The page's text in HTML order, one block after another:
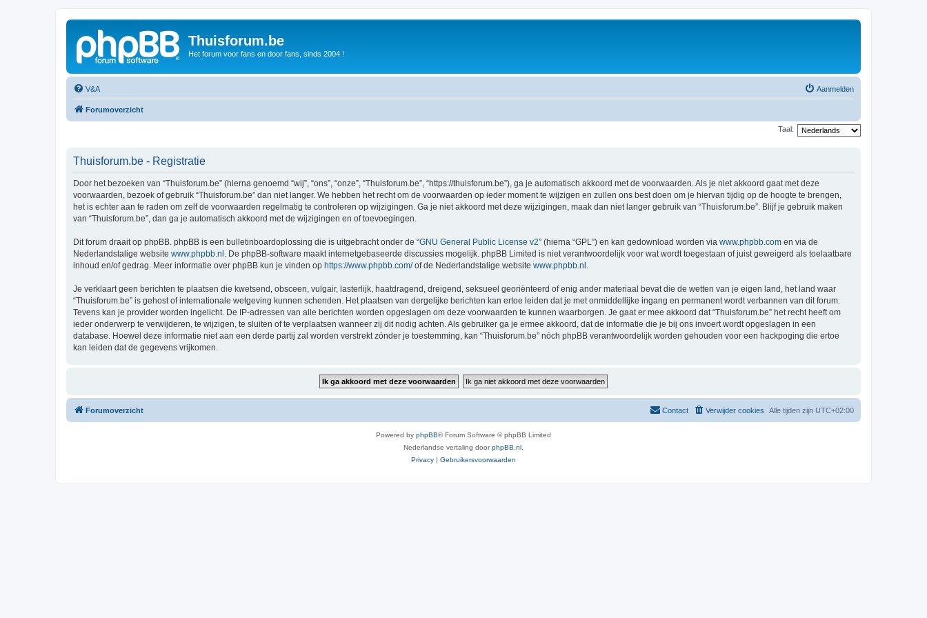
Thuisforum.be
Het forum voor fans en door fans, sinds 2004 !
V&A Aanmelden
Forumoverzicht
Taal:
Thuisforum.be - Registratie
Door het bezoeken van “Thuisforum.be” (hierna genoemd “wij”, “ons”, “onze”, “Thuisforum.be”, “https://thuisforum.be”), ga je automatisch akkoord met de voorwaarden. Als je niet akkoord gaat met deze
voorwaarden, bezoek of gebruik “Thuisforum.be” dan niet langer. We hebben het recht om de voorwaarden op ieder moment te wijzigen en zullen ons best doen om je hiervan tijdig op de hoogte te brengen,
het is echter aan te raden om zelf de voorwaarden regelmatig te controleren op wijzigingen. Ga je niet akkoord met deze wijzigingen, maak dan niet langer gebruik van “Thuisforum.be”. Blijf je gebruik maken
van “Thuisforum.be”, dan ga je automatisch akkoord met de wijzigingen en of toevoegingen.
Dit forum draait op phpBB. phpBB is een bulletinboardoplossing die is uitgebracht onder de “GNU General Public License v2” (hierna “GPL”) en kan gedownload worden via www.phpbb.com en via de
Nederlandstalige website www.phpbb.nl . De phpBB-software maakt internetgebaseerde discussies mogelijk. phpBB Limited is niet verantwoordelijk voor wat wordt toegestaan of juist geweigerd als toelaatbare
inhoud en/of gedrag. Meer informatie over phpBB kun je vinden op https://www.phpbb.com/of de Nederlandstalige website www.phpbb.nl .
Je verklaart geen berichten te plaatsen die kwetsend, obsceen, vulgair, lasterlijk, haatdragend, dreigend, seksueel georiënteerd of enig ander materiaal bevat die de wetten van je eigen land, het land waar
“Thuisforum.be” is gehost of internationale wetgeving kunnen schenden. Het plaatsen van dergelijke berichten kan ertoe leiden dat je met onmiddellijke ingang en permanent wordt verbannen van dit forum.
Tevens kan je provider worden ingelicht. De IP-adressen van alle berichten worden opgeslagen om deze voorwaarden te kunnen waarborgen. Je gaat er mee akkoord dat “Thuisforum.be” het recht heeft om
ieder onderwerp te verwijderen, te wijzigen, te sluiten of te verplaatsen wanneer zij dit nodig achten. Als gebruiker ga je ermee akkoord, dat de informatie die je bij ons invoert wordt opgeslagen in een
database. Hoewel deze informatie niet aan een derde partij zal worden verstrekt zónder je toestemming, kan “Thuisforum.be” nóch phpBB verantwoordelijk worden gehouden voor een hackpoging die ertoe
kan leiden dat de gegevens vrijkomen.
Forumoverzicht Alle tijden zijn UTC+02:00
Verwijder cookies
Contact
Powered by phpBB® Forum Software © phpBB Limited
Nederlandse vertaling doorphpBB.nl
Privacy | Gebruikersvoorwaarden